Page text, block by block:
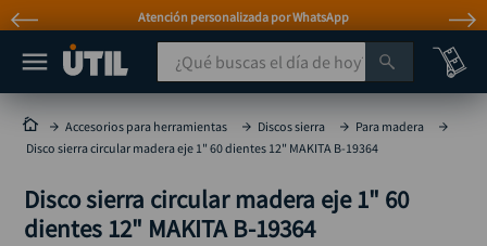
Atención personalizada por WhatsApp
¿Qué buscas el día de hoy?
Accesorios para herramientas Discos sierra
Para madera
Disco sierra circular madera eje 1" 60 dientes 12" MAKITA B-19364
Disco sierra circular madera eje 1" 60
dientes 12" MAKITA B-19364
MÁS BUSCADOS
taladro
taladros pulidoras
compresor